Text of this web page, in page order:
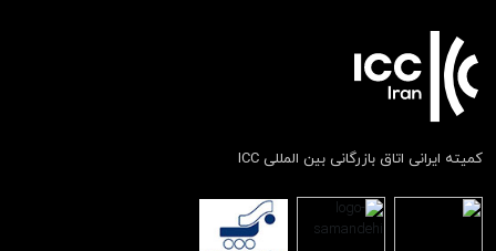
کمیته ایرانی اتاق بازرگانی بین المللی ICC